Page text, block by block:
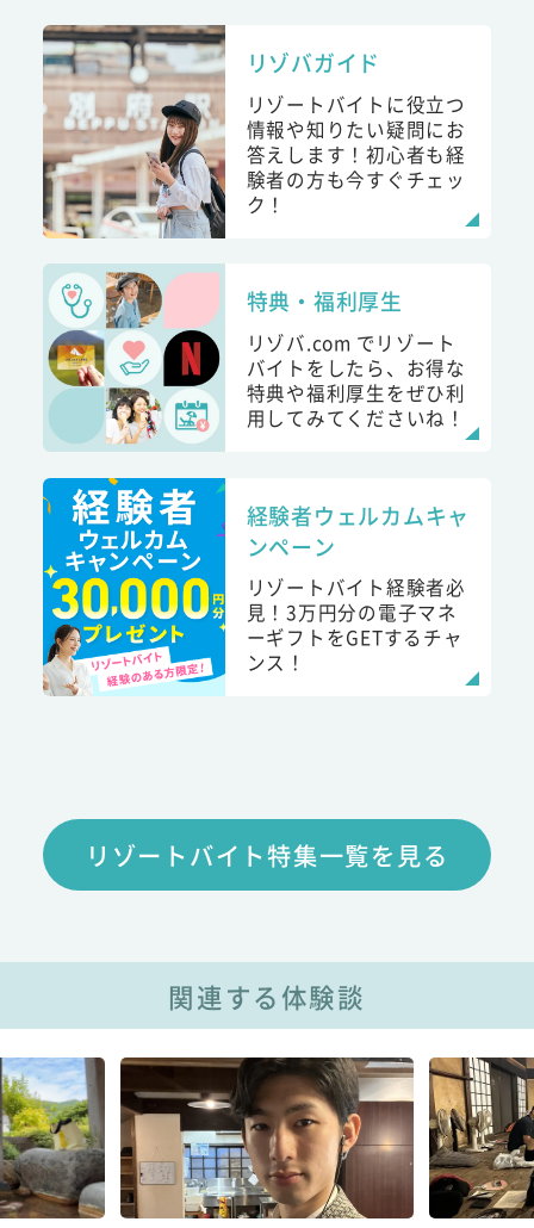
リゾバガイド
リゾートバイトに役立つ
情報や知りたい疑問にお
答えします！初心者も経
験者の方も今すぐチェッ
ク！
特典・福利厚生
リゾバ.com でリゾート
バイトをしたら、お得な
特典や福利厚生をぜひ利
用してみてくださいね！
経験者ウェルカムキャ
ンペーン
リゾートバイト経験者必
見！3万円分の電子マネ
ーギフトをGETするチャ
ンス！
リゾートバイト特集一覧を見る
関連する体験談